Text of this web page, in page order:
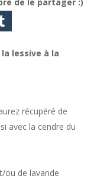
lessive à la
récupéré de
avec la cendre du
ou de lavande